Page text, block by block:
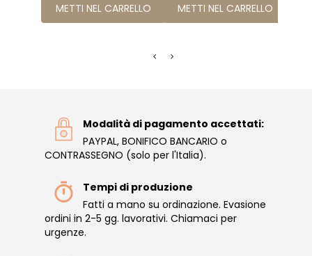
METTI NEL CARRELLO METTI NEL CARRELLO
Modalità di pagamento accettati:
PAYPAL, BONIFICO BANCARIO o
CONTRASSEGNO (solo per l'Italia).
Tempi di produzione
Fatti a mano su ordinazione. Evasione
ordini in 2-5 gg. lavorativi. Chiamaci per
urgenze.